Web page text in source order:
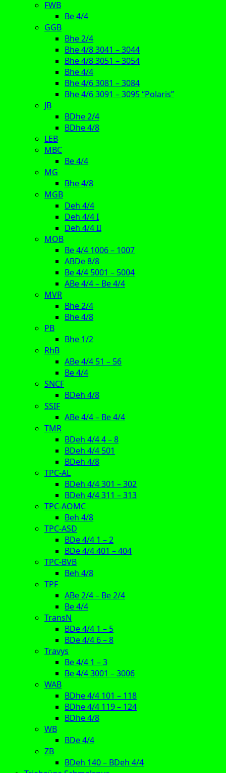
FWB
Be 4/4
GGB
Bhe 2/4
Bhe 4/8 3041 – 3044
Bhe 4/8 3051 – 3054
Bhe 4/4
Bhe 4/6 3081 – 3084
Bhe 4/6 3091 – 3095 “Polaris”
JB
BDhe 2/4
BDhe 4/8
LEB
MBC
Be 4/4
MG
Bhe 4/8
MGB
Deh 4/4
Deh 4/4 I
Deh 4/4 II
MOB
Be 4/4 1006 – 1007
ABDe 8/8
Be 4/4 5001 – 5004
ABe 4/4 – Be 4/4
MVR
Bhe 2/4
Bhe 4/8
PB
Bhe 1/2
RhB
ABe 4/4 51 – 56
Be 4/4
SNCF
BDeh 4/8
SSIF
ABe 4/4 – Be 4/4
TMR
BDeh 4/4 4 – 8
BDeh 4/4 501
BDeh 4/8
TPC-AL
BDeh 4/4 301 – 302
BDeh 4/4 311 – 313
TPC-AOMC
Beh 4/8
TPC-ASD
BDe 4/4 1 – 2
BDe 4/4 401 – 404
TPC-BVB
Beh 4/8
TPF
ABe 2/4 – Be 2/4
Be 4/4
TransN
BDe 4/4 1 – 5
BDe 4/4 6 – 8
Travys
Be 4/4 1 – 3
Be 4/4 3001 – 3006
WAB
BDhe 4/4 101 – 118
BDhe 4/4 119 – 124
BDhe 4/8
WB
BDe 4/4
ZB
BDeh 140 – BDeh 4/4